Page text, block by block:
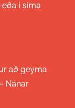
í síma
að geyma
Nánar